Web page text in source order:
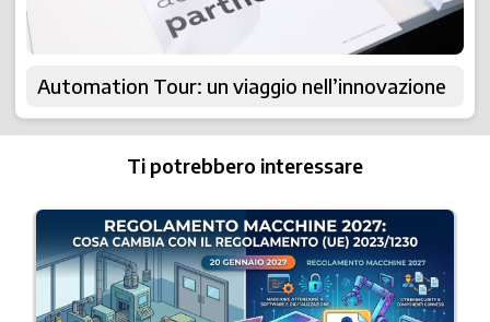
Automation Tour: un viaggio nell’innovazione
Ti potrebbero interessare